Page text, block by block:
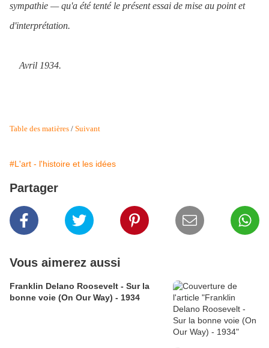
sympathie — qu'a été tenté le présent essai de mise au point et
d'interprétation.
Avril 1934.
Table des matières / Suivant
#L'art - l'histoire et les idées
Partager
Vous aimerez aussi
Franklin Delano Roosevelt - Sur la
bonne voie (On Our Way) - 1934